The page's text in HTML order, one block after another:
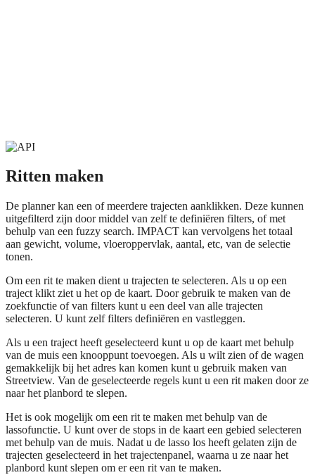
Ritten maken
De planner kan een of meerdere trajecten aanklikken. Deze kunnen
uitgefilterd zijn door middel van zelf te definiëren filters, of met
behulp van een fuzzy search. IMPACT kan vervolgens het totaal
aan gewicht, volume, vloeroppervlak, aantal, etc, van de selectie
tonen.
Om een rit te maken dient u trajecten te selecteren. Als u op een
traject klikt ziet u het op de kaart. Door gebruik te maken van de
zoekfunctie of van filters kunt u een deel van alle trajecten
selecteren. U kunt zelf filters definiëren en vastleggen.
Als u een traject heeft geselecteerd kunt u op de kaart met behulp
van de muis een knooppunt toevoegen. Als u wilt zien of de wagen
gemakkelijk bij het adres kan komen kunt u gebruik maken van
Streetview. Van de geselecteerde regels kunt u een rit maken door ze
naar het planbord te slepen.
Het is ook mogelijk om een rit te maken met behulp van de
lassofunctie. U kunt over de stops in de kaart een gebied selecteren
met behulp van de muis. Nadat u de lasso los heeft gelaten zijn de
trajecten geselecteerd in het trajectenpanel, waarna u ze naar het
planbord kunt slepen om er een rit van te maken.